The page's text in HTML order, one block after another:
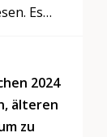
Es
TiM
und
2024
älteren
zu